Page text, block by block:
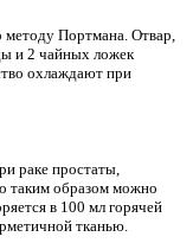
Портмана. Отвар,
и 2 чайных ложек
охлаждают при
раке простаты,
таким образом можно
в 100 мл горячей
тканью.